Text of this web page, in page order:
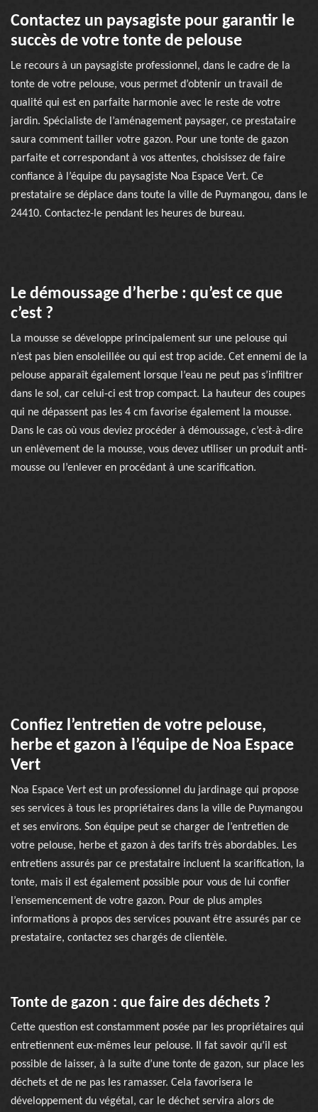
Contactez un paysagiste pour garantir le
succès de votre tonte de pelouse
Le recours à un paysagiste professionnel, dans le cadre de la
tonte de votre pelouse, vous permet d’obtenir un travail de
qualité qui est en parfaite harmonie avec le reste de votre
jardin. Spécialiste de l’aménagement paysager, ce prestataire
saura comment tailler votre gazon. Pour une tonte de gazon
parfaite et correspondant à vos attentes, choisissez de faire
confiance à l’équipe du paysagiste Noa Espace Vert. Ce
prestataire se déplace dans toute la ville de Puymangou, dans le
24410. Contactez-le pendant les heures de bureau.
Le démoussage d’herbe : qu’est ce que
c’est ?
La mousse se développe principalement sur une pelouse qui
n’est pas bien ensoleillée ou qui est trop acide. Cet ennemi de la
pelouse apparaît également lorsque l’eau ne peut pas s’infiltrer
dans le sol, car celui-ci est trop compact. La hauteur des coupes
qui ne dépassent pas les 4 cm favorise également la mousse.
Dans le cas où vous deviez procéder à démoussage, c’est-à-dire
un enlèvement de la mousse, vous devez utiliser un produit anti-
mousse ou l’enlever en procédant à une scarification.
Confiez l’entretien de votre pelouse,
herbe et gazon à l’équipe de Noa Espace
Vert
Noa Espace Vert est un professionnel du jardinage qui propose
ses services à tous les propriétaires dans la ville de Puymangou
et ses environs. Son équipe peut se charger de l’entretien de
votre pelouse, herbe et gazon à des tarifs très abordables. Les
entretiens assurés par ce prestataire incluent la scarification, la
tonte, mais il est également possible pour vous de lui confier
l’ensemencement de votre gazon. Pour de plus amples
informations à propos des services pouvant être assurés par ce
prestataire, contactez ses chargés de clientèle.
Tonte de gazon : que faire des déchets ?
Cette question est constamment posée par les propriétaires qui
entretiennent eux-mêmes leur pelouse. Il fat savoir qu’il est
possible de laisser, à la suite d’une tonte de gazon, sur place les
déchets et de ne pas les ramasser. Cela favorisera le
développement du végétal, car le déchet servira alors de